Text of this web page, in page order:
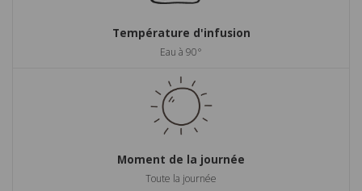
Température d'infusion
Eau à 90°
Moment de la journée
Toute la journée